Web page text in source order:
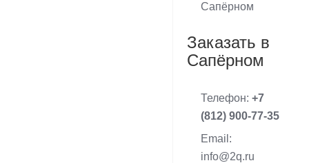
Сапёрном
Заказать в
Сапёрном
Телефон: +7
(812) 900-77-35
Email:
info@2q.ru